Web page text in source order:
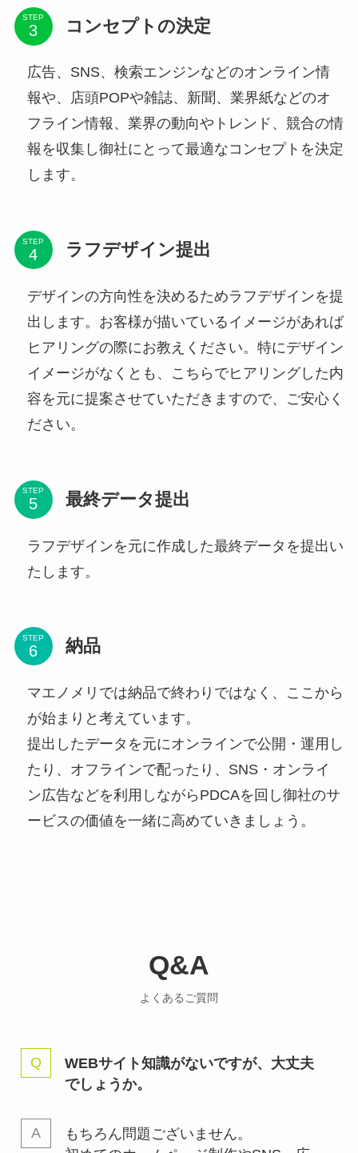
STEP コンセプトの決定
広告、SNS、検索エンジンなどのオンライン情
報や、店頭POPや雑誌、新聞、業界紙などのオ
フライン情報、業界の動向やトレンド、競合の情
報を収集し御社にとって最適なコンセプトを決定
します。
STEP ラフデザイン提出
デザインの方向性を決めるためラフデザインを提
出します。お客様が描いているイメージがあれば
ヒアリングの際にお教えください。特にデザイン
イメージがなくとも、こちらでヒアリングした内
容を元に提案させていただきますので、ご安心く
ださい。
STEP 最終データ提出
ラフデザインを元に作成した最終データを提出い
たします。
STEP 納品
マエノメリでは納品で終わりではなく、ここから
が始まりと考えています。
提出したデータを元にオンラインで公開・運用し
たり、オフラインで配ったり、SNS・オンライ
ン広告などを利用しながらPDCAを回し御社のサ
ービスの価値を一緒に高めていきましょう。
Q&A
よくあるご質問
WEBサイト知識がないですが、大丈夫
でしょうか。
もちろん問題ございません。